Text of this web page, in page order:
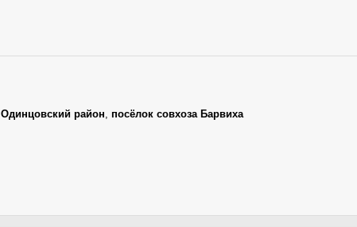
Одинцовский район, посёлок совхоза Барвиха